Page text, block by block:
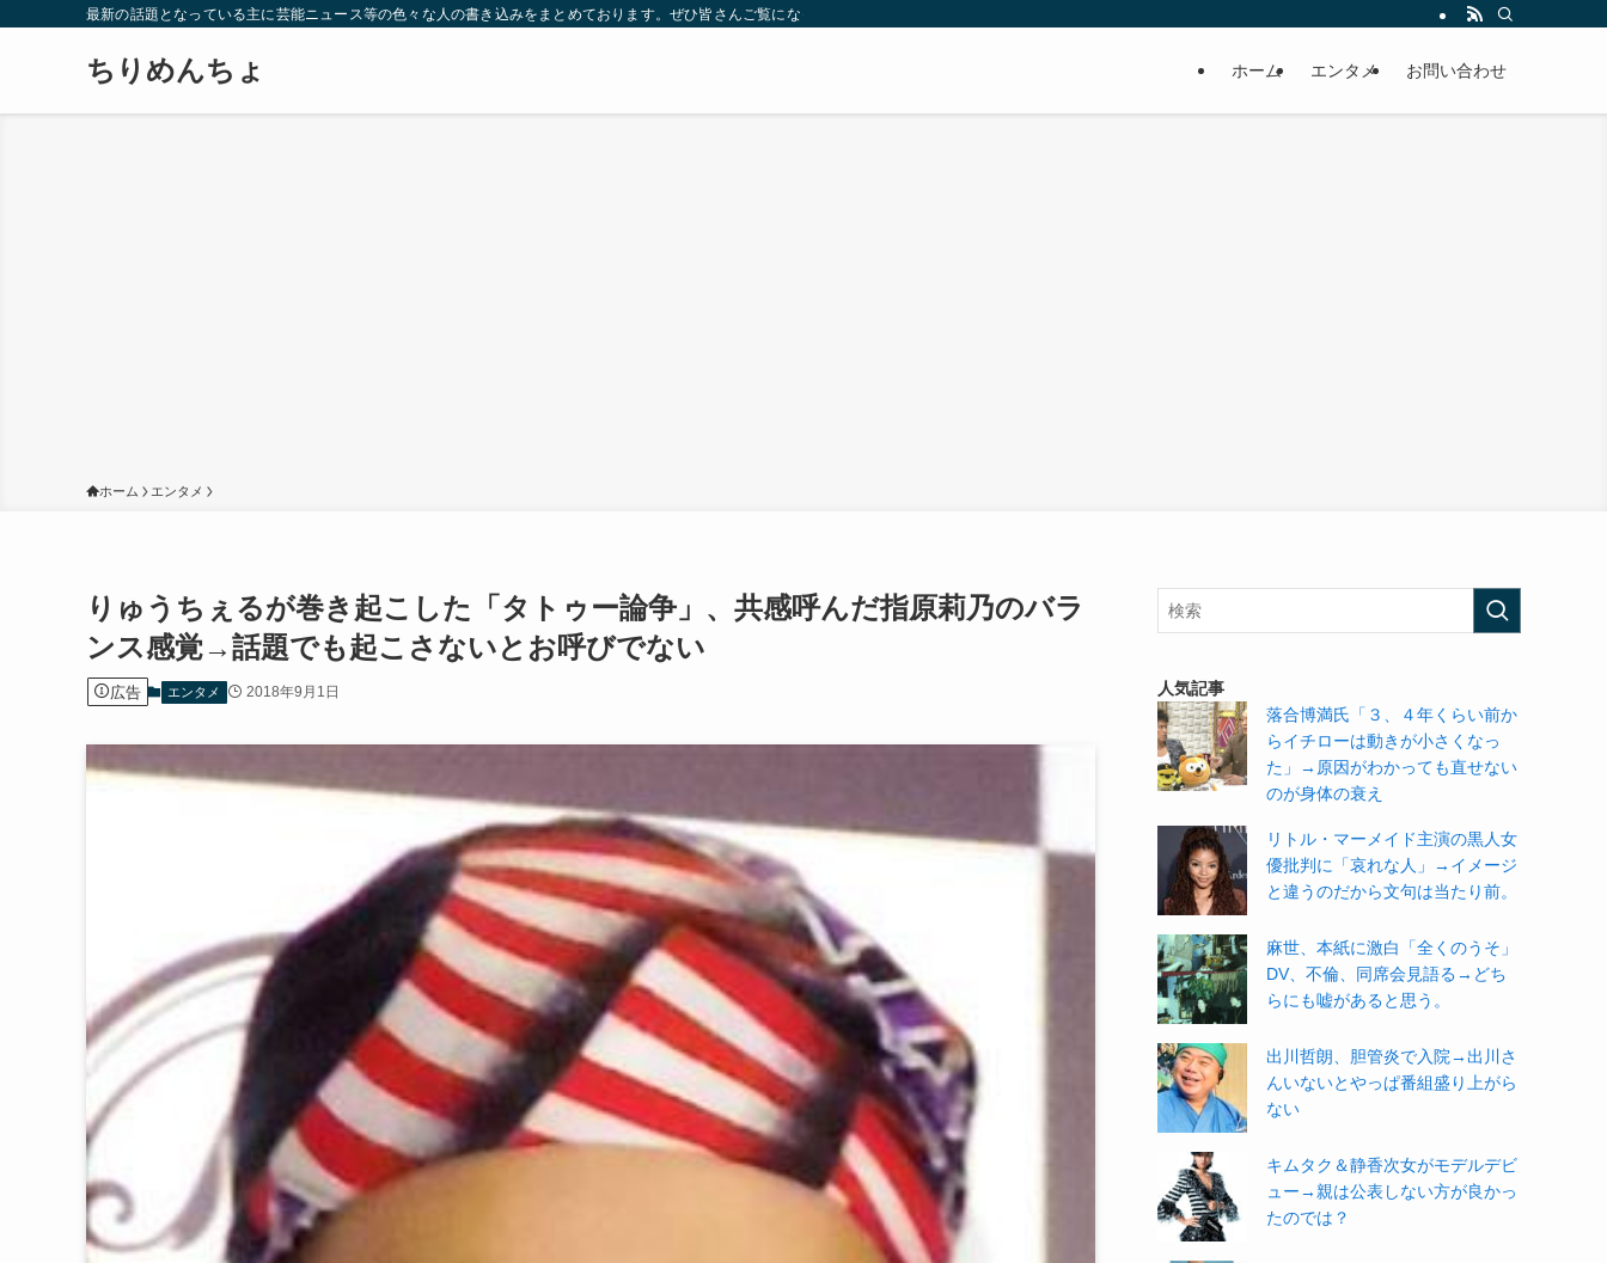
最新の話題となっている主に芸能ニュース等の色々な人の書き込みをまとめております。ぜひ皆さんご覧になっていってください。
ちりめんちょ ホーム エンタメ お問い合わせ
ホーム エンタメ
りゅうちぇるが巻き起こした「タトゥー論争」、共感呼んだ指原莉乃のバラ
ンス感覚→話題でも起こさないとお呼びでない
広告 エンタメ 2018年9月1日
人気記事
落合博満氏「３、４年くらい前か
らイチローは動きが小さくなっ
た」→原因がわかっても直せない
のが身体の衰え
リトル・マーメイド主演の黒人女
優批判に「哀れな人」→イメージ
と違うのだから文句は当たり前。
麻世、本紙に激白「全くのうそ」
DV、不倫、同席会見語る→どち
らにも嘘があると思う。
出川哲朗、胆管炎で入院→出川さ
んいないとやっぱ番組盛り上がら
ない
キムタク＆静香次女がモデルデビ
ュー→親は公表しない方が良かっ
たのでは？